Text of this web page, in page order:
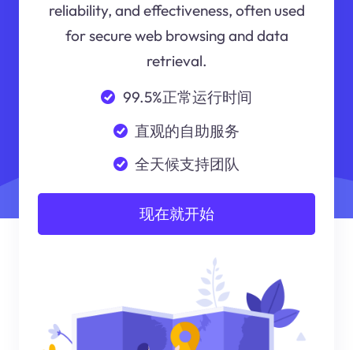
reliability, and effectiveness, often used
for secure web browsing and data
retrieval.
99.5%正常运行时间
直观的自助服务
全天候支持团队
现在就开始